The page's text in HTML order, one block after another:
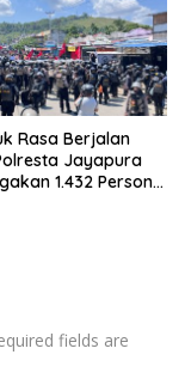
Rasa Berjalan
Jayapura
1.432 Personel
fields are